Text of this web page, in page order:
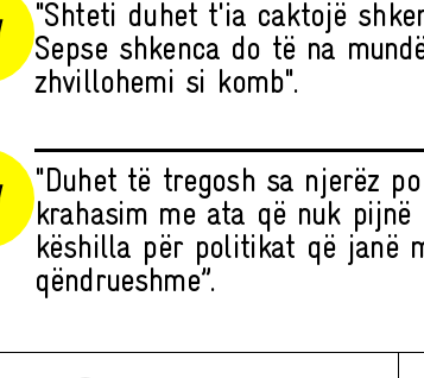
"Shteti duhet t'ia caktojë
Sepse shkenca do të na
zhvillohemi si komb".
"Duhet të tregosh sa njerëz
krahasim me ata që nuk
këshilla për politikat që janë
qëndrueshme”.